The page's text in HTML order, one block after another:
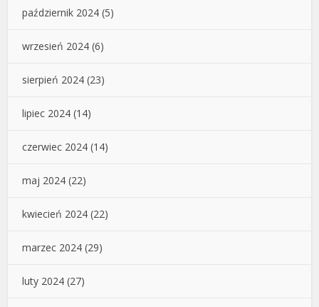
październik 2024 (5)
wrzesień 2024 (6)
sierpień 2024 (23)
lipiec 2024 (14)
czerwiec 2024 (14)
maj 2024 (22)
kwiecień 2024 (22)
marzec 2024 (29)
luty 2024 (27)